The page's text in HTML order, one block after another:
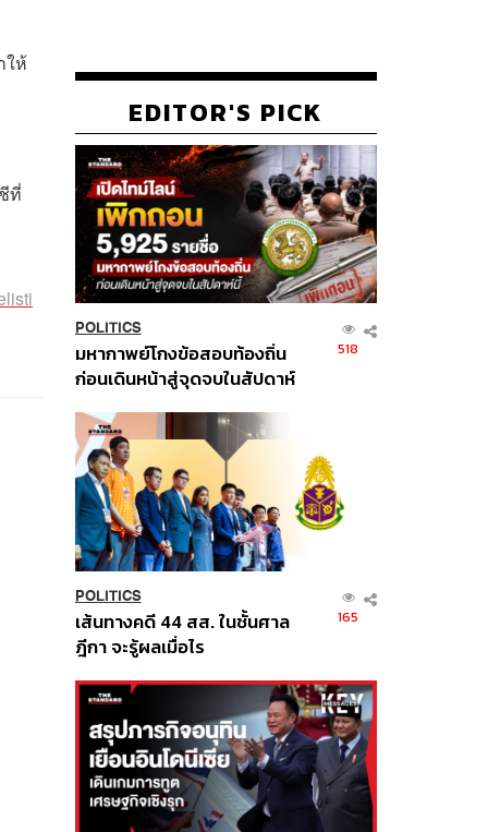
ให้
ที่
EDITOR'S PICK
POLITICS
มหากาพย์โกงข้อสอบท้องถิ่น
ก่อนเดินหน้าสู่จุดจบในสัปดาห์
518
POLITICS
เส้นทางคดี 44 สส. ในชั้นศาล
ฎีกา จะรู้ผลเมื่อไร
165